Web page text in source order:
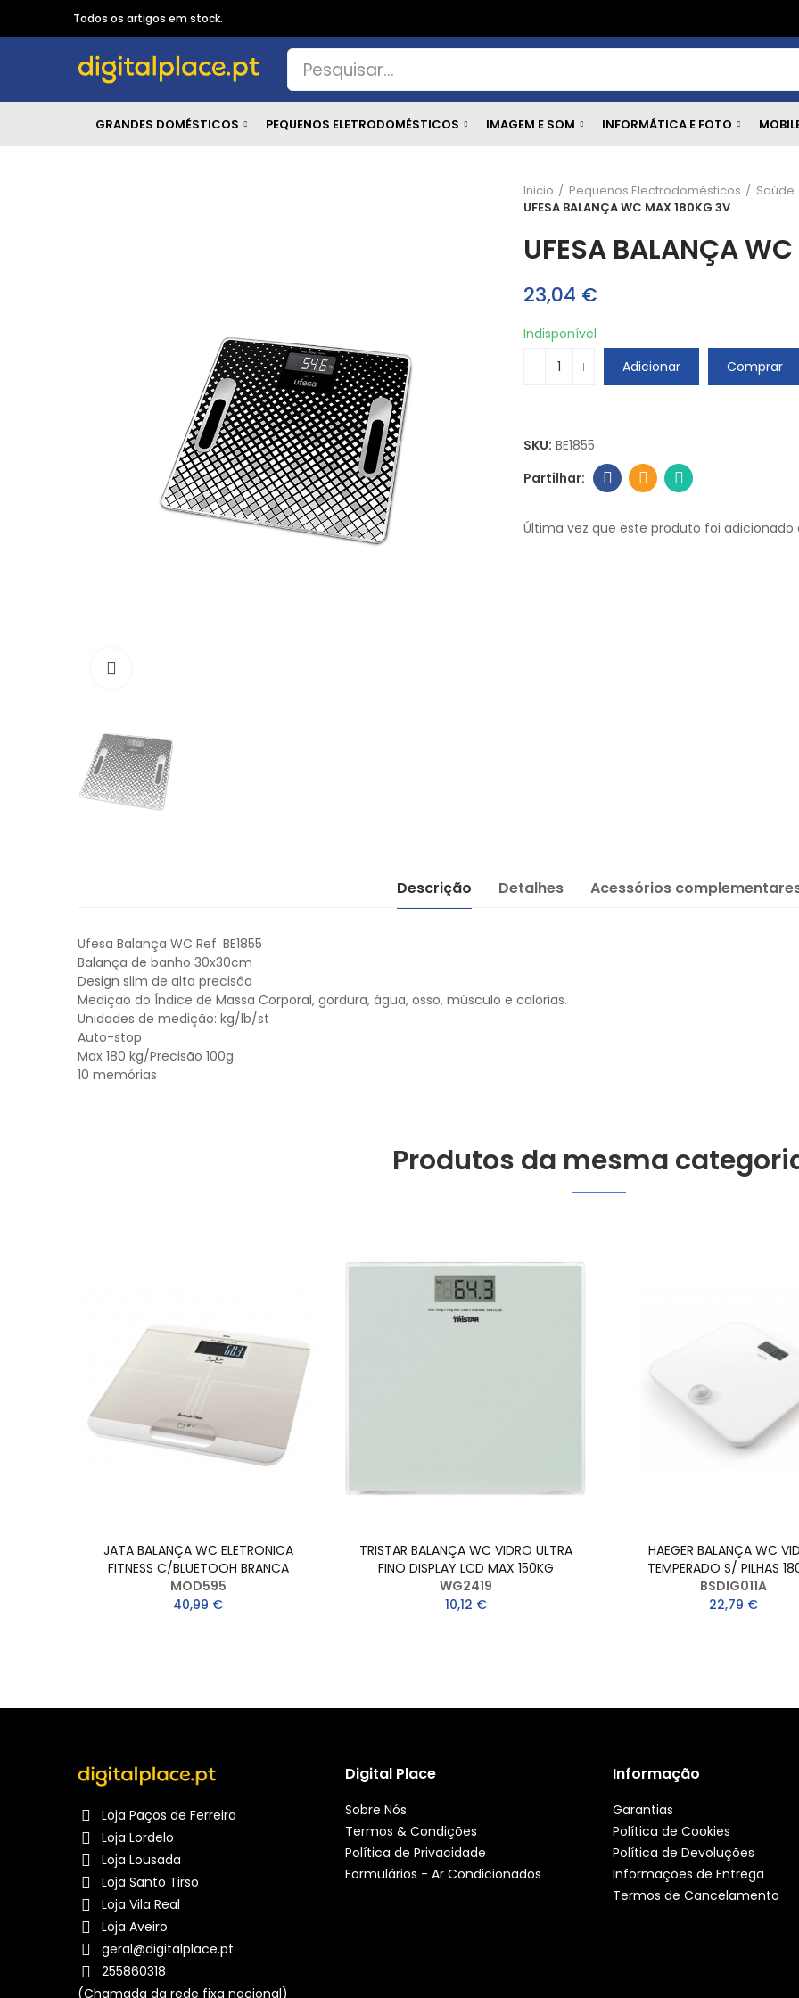
Todos os artigos em stock.
GRANDES DOMÉSTICOS PEQUENOS ELETRODOMÉSTICOS IMAGEM E SOM INFORMÁTICA E FOTO
Inicio Pequenos Electrodomésticos
Saúde
UFESA BALANÇA WC MAX 180KG 3V
UFESA BALANÇA
23,04 €
Indisponível
Adicionar
Comprar
SKU: BE1855
Última vez que este produto foi adicionado
Descrição Detalhes Acessórios
Ufesa Balança WC Ref. BE1855
Balança de banho 30x30cm
Design slim de alta precisâo
Mediçao do Índice de Massa Corporal, gordura, água, osso, músculo e calorias.
Unidades de medição: kg/lb/st
Auto-stop
Max 180 kg/Precisão 100g
10 memórias
Produtos da mesma
JATA BALANÇA WC ELETRONICA
FITNESS C/BLUETOOH BRANCA
MOD595
40,99 €
TRISTAR BALANÇA WC VIDRO ULTRA
FINO DISPLAY LCD MAX 150KG
WG2419
10,12 €
HAEGER BALANÇA WC
TEMPERADO S/ PILHAS
BSDIG011A
22,79 €
Loja Paços de Ferreira
Loja Lordelo
Loja Lousada
Loja Santo Tirso
Loja Vila Real
Loja Aveiro
geral@digitalplace.pt
255860318
(Chamada da rede fixa nacional)
Digital Place
Sobre Nós
Termos & Condições
Política de Privacidade
Formulários - Ar Condicionados
Informação
Garantias
Política de Cookies
Política de Devoluções
Informações de Entrega
Termos de Cancelamento